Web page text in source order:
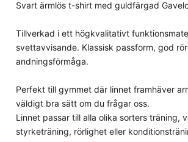
Svart ärmlös t-shirt med guldfärgad
Tillverkad i ett högkvalitativt
svettavvisande. Klassisk passform, god
andningsförmåga.
Perfekt till gymmet där linnet framhäver
väldigt bra sätt om du frågar oss.
Linnet passar till alla olika sorters träning,
styrketräning, rörlighet eller